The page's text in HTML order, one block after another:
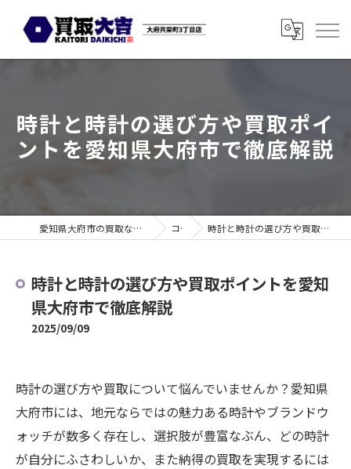
時計と時計の選び方や買取ポイ
ントを愛知県大府市で徹底解説
愛知県大府市の買取なら買取大吉 大府共栄町3丁目店 コラム 時計と時計の選び方や買取ポイントを愛知県大府市で徹底解説
時計と時計の選び方や買取ポイントを愛知
県大府市で徹底解説
2025/09/09
時計の選び方や買取について悩んでいませんか？愛知県
大府市には、地元ならではの魅力ある時計やブランドウ
ォッチが数多く存在し、選択肢が豊富なぶん、どの時計
が自分にふさわしいか、また納得の買取を実現するには